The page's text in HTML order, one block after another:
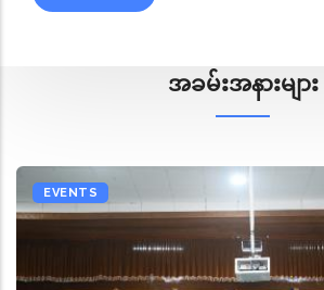
အခမ်းအနားများ
EVENTS